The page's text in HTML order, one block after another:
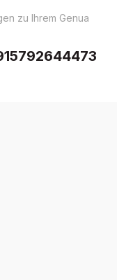
zu Ihrem Genua